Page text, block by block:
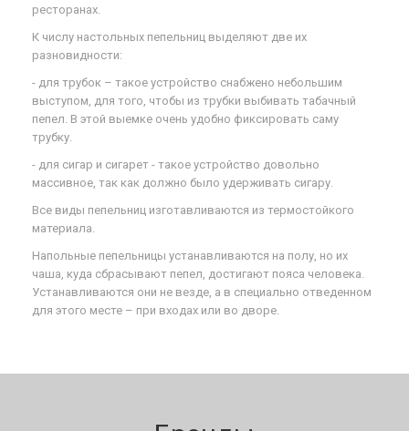
ресторанах.
К числу настольных пепельниц выделяют две их
разновидности:
- для трубок – такое устройство снабжено небольшим
выступом, для того, чтобы из трубки выбивать табачный
пепел. В этой выемке очень удобно фиксировать саму
трубку.
- для сигар и сигарет - такое устройство довольно
массивное, так как должно было удерживать сигару.
Все виды пепельниц изготавливаются из термостойкого
материала.
Напольные пепельницы устанавливаются на полу, но их
чаша, куда сбрасывают пепел, достигают пояса человека.
Устанавливаются они не везде, а в специально отведенном
для этого месте – при входах или во дворе.